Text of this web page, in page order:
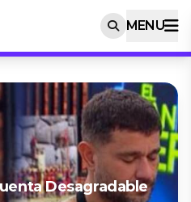
MENU
Desagradable